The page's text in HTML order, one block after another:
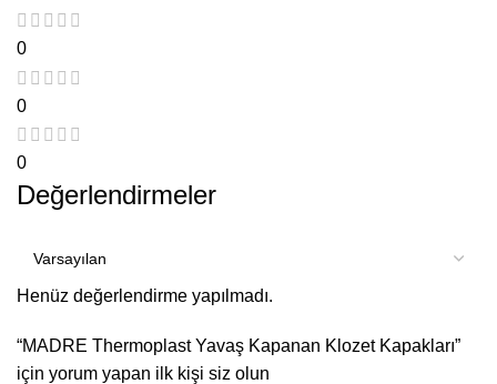
0
0
0
Değerlendirmeler
Henüz değerlendirme yapılmadı.
“MADRE Thermoplast Yavaş Kapanan Klozet Kapakları”
için yorum yapan ilk kişi siz olun